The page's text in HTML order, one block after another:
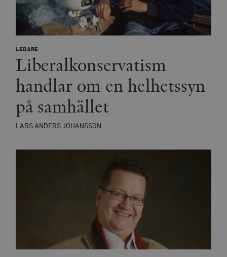
LEDARE
Liberalkonservatism
handlar om en helhetssyn
på samhället
LARS ANDERS JOHANSSON